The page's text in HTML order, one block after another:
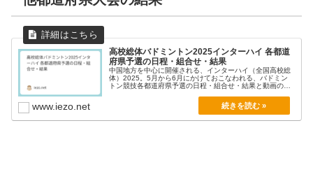
高校総体バドミントン2025インターハイ 各都道
府県予選の日程・組合せ・結果
中国地方を中心に開催される、インターハイ（全国高校総
体）2025。5月から6月にかけておこなわれる、バドミン
トン競技各都道府県予選の日程・組合せ・結果と動画の
www.iezo.net